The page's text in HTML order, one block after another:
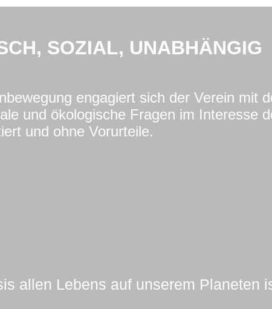
SOZIAL, UNABHÄNGIG
engagiert sich der Verein mit
und ökologische Fragen im Interesse
und ohne Vorurteile.
allen Lebens auf unserem Planeten